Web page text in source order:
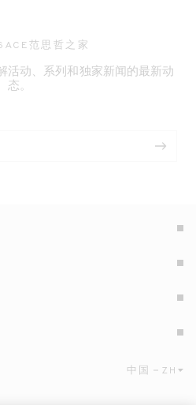
范思哲之家
活动、系列和独家新闻的最新动
态。
中国 ZH